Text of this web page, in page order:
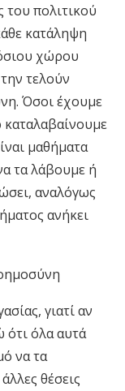
του πολιτικού
κατάληψη
χώρου
τελούν
Όσοι έχουμε
μαθήματα
τα λάβουμε ή
αναλόγως
ανήκει
γιατί αν
ότι όλα αυτά
να τα
θέσεις